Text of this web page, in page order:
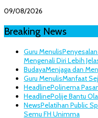
09/08/2026
Breaking News
Guru Menulis
Mengenali Diri Lebih
BudayaMenjaga dan
Guru MenulisManfaat
HeadlinePolinema
HeadlinePolije Bantu
NewsPelatihan Public
Semu FH Unimma